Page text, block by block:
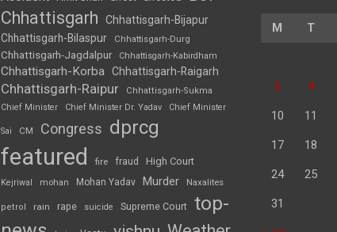
Chhattisgarh
Chhattisgarh-Bijapur
Chhattisgarh-Bilaspur
Chhattisgarh-Durg
Chhattisgarh-Jagdalpur Chhattisgarh-Kabirdham
Chhattisgarh-Korba Chhattisgarh-Raigarh
Chhattisgarh-Raipur
Chhattisgarh-Sukma
Chief Minister
Chief Minister Dr. Yadav Chief Minister
Sai CM Congress dprcg
featured fire fraud High Court
Kejriwal mohan Mohan Yadav Murder Naxalites
petrol rain rape suicide Supreme Court top-
M T
3 4
10 11
17 18
24 25
31